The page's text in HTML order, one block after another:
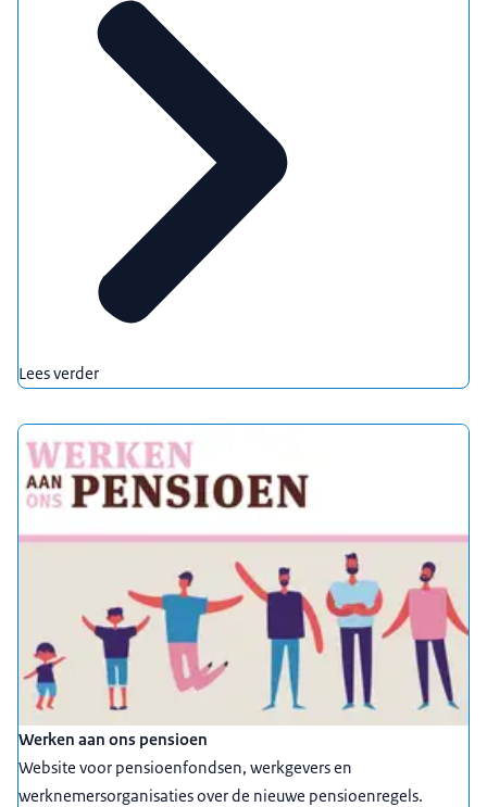
Lees verder
Werken aan ons pensioen
Website voor pensioenfondsen, werkgevers en
werknemersorganisaties over de nieuwe pensioenregels.